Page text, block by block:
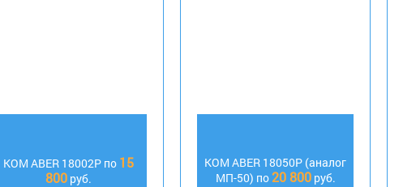
KOM ABER 18002P по 15
800 руб.
KOM ABER 18050P (аналог
МП-50) по20 800руб.